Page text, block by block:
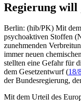
Regierung will
Berlin: (hib/PK) Mit
psychoaktiven Stoffen
zunehmenden
immer neuen
stellten eine Gefahr für
dem Gesetzentwurf (18/
der Bundesregierung,
Mit dem Urteil des